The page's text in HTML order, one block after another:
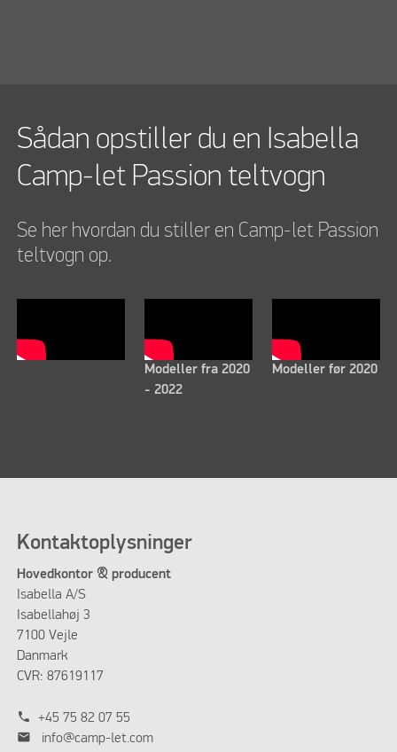
Sådan opstiller du en Isabella
Camp-let Passion teltvogn
Se her hvordan du stiller en Camp-let Passion
teltvogn op.
Modeller fra 2020
- 2022
Modeller før 2020
Kontaktoplysninger
Hovedkontor & producent
Isabella A/S
Isabellahøj 3
7100 Vejle
Danmark
CVR: 87619117
phone +45 75 82 07 55
mail info@camp-let.com